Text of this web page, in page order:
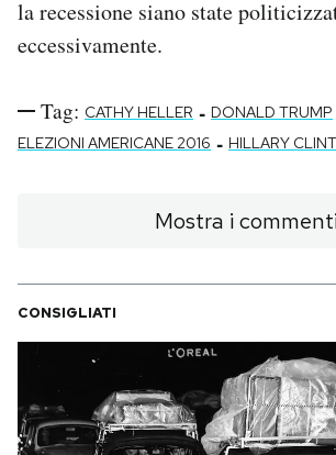
la recessione siano state
eccessivamente.
Tag: CATHY HELLER - DONALD TRUMP
ELEZIONI AMERICANE 2016 - HILLARY
Mostra i
CONSIGLIATI